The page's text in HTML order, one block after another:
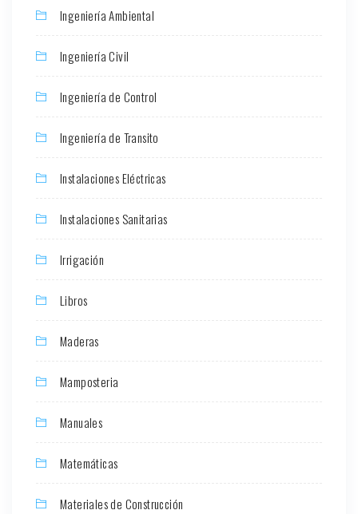
Ingeniería Ambiental
Ingeniería Civil
Ingeniería de Control
Ingeniería de Transito
Instalaciones Eléctricas
Instalaciones Sanitarias
Irrigación
Libros
Maderas
Mamposteria
Manuales
Matemáticas
Materiales de Construcción